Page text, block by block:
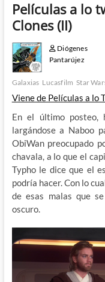
Películas a lo
Clones (II)
Diógenes
Pantarújez
Galaxias Lucasfilm Star
Viene de Películas a lo
En el último posteo,
largándose a Naboo
ObiWan preocupado
chavala, a lo que el
Typho le dice que el
podría hacer. Con lo
de esas malas que
oscuro.